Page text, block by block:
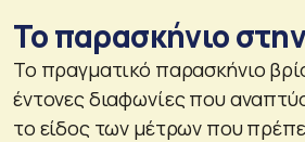
Το παρασκήνιο
Το πραγματικό παρασκήνιο
έντονες διαφωνίες που
το είδος των μέτρων που